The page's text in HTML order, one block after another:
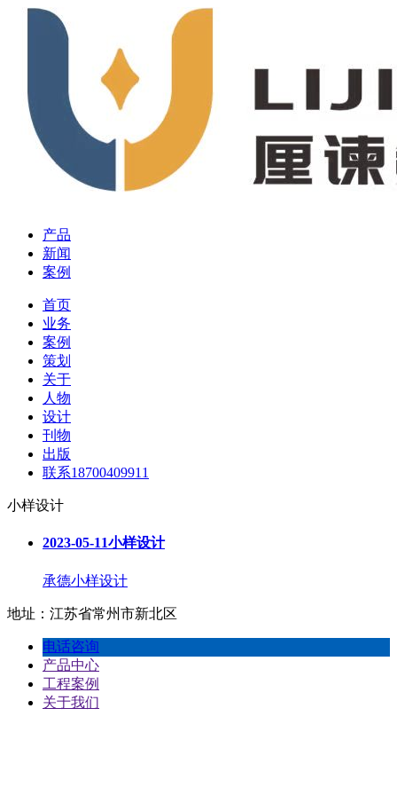
产品
新闻
案例
首页
业务
案例
策划
关于
人物
设计
刊物
出版
联系18700409911
小样设计
2023-05-11小样设计
承德小样设计
地址：江苏省常州市新北区
电话咨询
产品中心
工程案例
关于我们